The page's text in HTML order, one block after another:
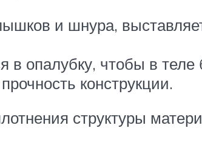
и шнура,
в опалубку, чтобы в
конструкции.
структуры